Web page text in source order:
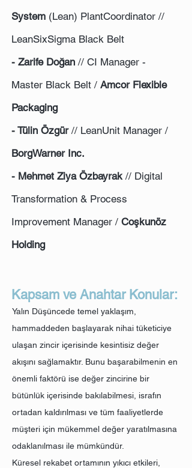
System (Lean) PlantCoordinator //
LeanSixSigma Black Belt
- Zarife Doğan// CI Manager -
Master Black Belt / Amcor Flexible
Packaging
- Tülin Özgür// LeanUnit Manager /
BorgWarner Inc.
- Mehmet Ziya Özbayrak// Digital
Transformation & Process
Improvement Manager / Coşkunöz
Holding
Kapsam ve Anahtar Konular:
Yalın Düşüncede temel yaklaşım,
hammaddeden başlayarak nihai tüketiciye
ulaşan zincir içerisinde kesintisiz değer
akışını sağlamaktır. Bunu başarabilmenin en
önemli faktörü ise değer zincirine bir
bütünlük içerisinde bakılabilmesi, israfın
ortadan kaldırılması ve tüm faaliyetlerde
müşteri için mükemmel değer yaratılmasına
odaklanılması ile mümkündür.
Küresel rekabet ortamının yıkıcı etkileri,